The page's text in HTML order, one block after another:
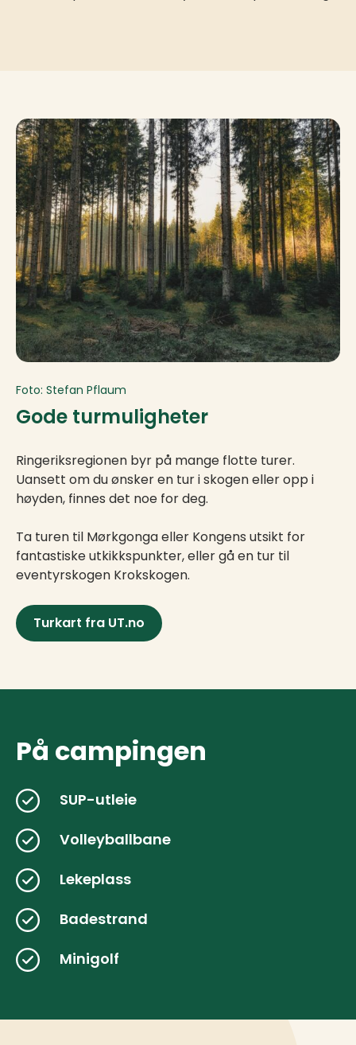
Foto: Stefan Pflaum
Gode turmuligheter
Ringeriksregionen byr på mange flotte turer.
Uansett om du ønsker en tur i skogen eller opp i
høyden, finnes det noe for deg.
Ta turen til Mørkgonga eller Kongens utsikt for
fantastiske utkikkspunkter, eller gå en tur til
eventyrskogen Krokskogen.
Turkart fra UT.no
På campingen
SUP-utleie
Volleyballbane
Lekeplass
Badestrand
Minigolf